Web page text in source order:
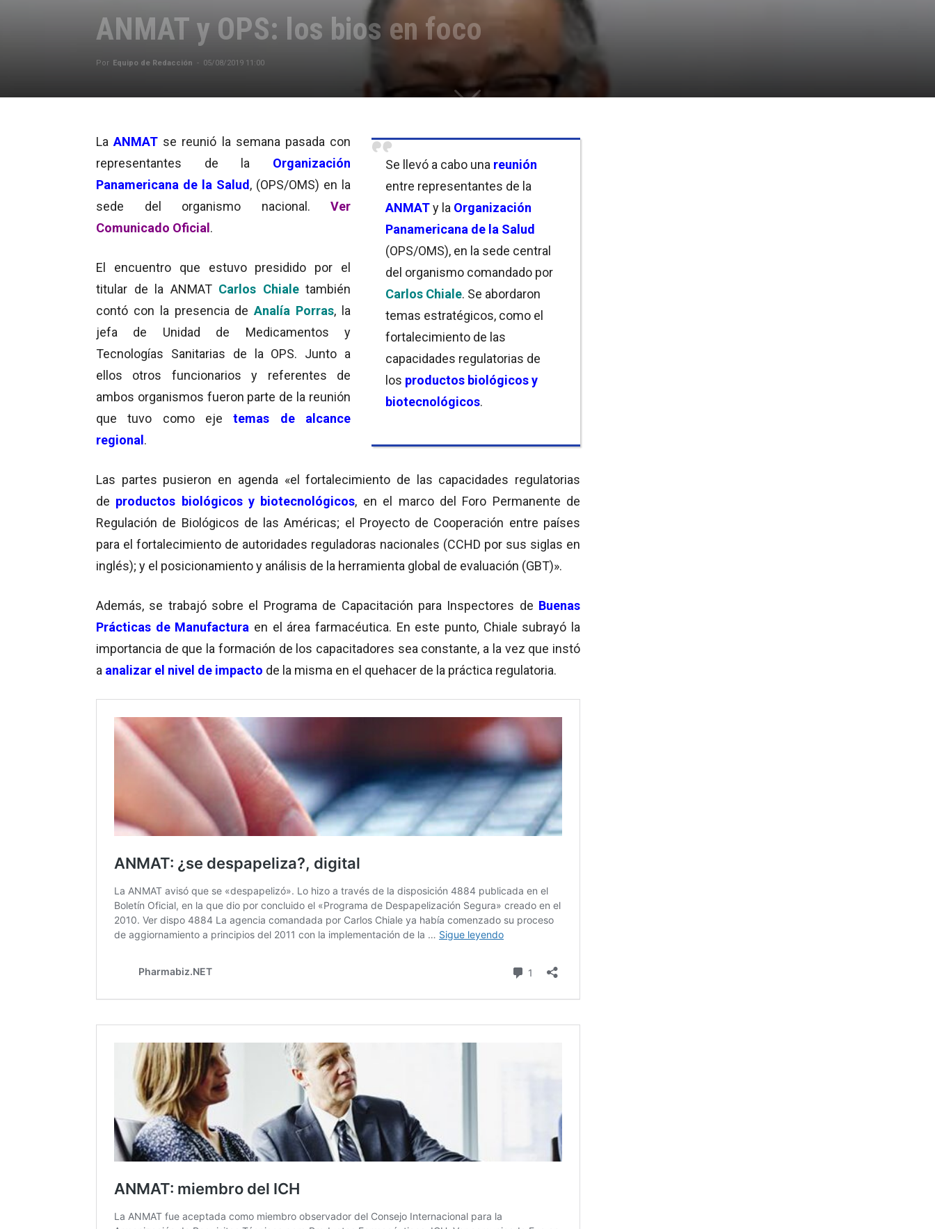
ANMAT y OPS: los bios en foco
Por Equipo de Redacción - 05/08/2019 11:00
Se llevó a cabo una reunión
entre representantes de la
ANMATy la Organización
Panamericana de la Salud
(OPS/OMS), en la sede central
del organismo comandado por
Carlos Chiale. Se abordaron
temas estratégicos, como el
fortalecimiento de las
capacidades regulatorias de
los productos biológicos y
biotecnológicos.
LaANMAT se reunió la semana pasada con
representantes de la Organización
Panamericana de la Salud, (OPS/OMS) en la
sede del organismo nacional. Ver
Comunicado Oficial.
El encuentro que estuvo presidido por el
titular de la ANMAT Carlos Chiale también
contó con la presencia deAnalía Porras, la
jefa de Unidad de Medicamentos y
Tecnologías Sanitarias de la OPS. Junto a
ellos otros funcionarios y referentes de
ambos organismos fueron parte de la reunión
que tuvo como ejetemas de alcance
regional.
Las partes pusieron en agenda «el fortalecimiento de las capacidades regulatorias
de productos biológicos y biotecnológicos, en el marco del Foro Permanente de
Regulación de Biológicos de las Américas; el Proyecto de Cooperación entre países
para el fortalecimiento de autoridades reguladoras nacionales (CCHD por sus siglas en
inglés); y el posicionamiento y análisis de la herramienta global de evaluación (GBT)».
Además, se trabajó sobre el Programa de Capacitación para Inspectores de Buenas
Prácticas de Manufactura en el área farmacéutica. En este punto, Chiale subrayó la
importancia de que la formación de los capacitadores sea constante, a la vez que instó
a analizar el nivel de impacto de la misma en el quehacer de la práctica regulatoria.